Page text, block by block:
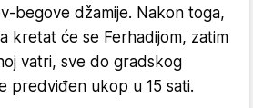
begove džamije. Nakon toga,
kretat će se Ferhadijom, zatim
vatri, sve do gradskog
predviđen ukop u 15 sati.